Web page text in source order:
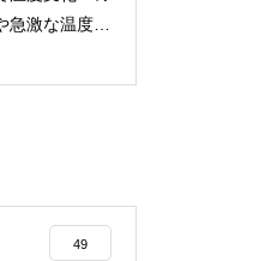
激な温度差
存
49